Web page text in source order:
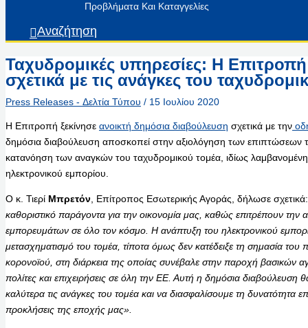
Προβλήματα Και Καταγγελίες
Αναζήτηση
Ταχυδρομικές υπηρεσίες: Η Επιτροπή
σχετικά με τις ανάγκες του
Press Releases - Δελτία Τύπου / 15 Ιουλίου 2020
Η Επιτροπή ξεκίνησε ανοικτή δημόσια διαβούλευση σχετικά με την
δημόσια διαβούλευση αποσκοπεί στην αξιολόγηση των επιπτώσεων
κατανόηση των αναγκών του ταχυδρομικού τομέα, ιδίως
ηλεκτρονικού εμπορίου.
Ο κ. Τιερί Μπρετόν , Επίτροπος Εσωτερικής Αγοράς, δήλωσε σχετικά:
καθοριστικό παράγοντα για την οικονομία μας, καθώς επιτρέπουν
εμπορευμάτων σε όλο τον κόσμο. Η ανάπτυξη του ηλεκτρονικού
μετασχηματισμό του τομέα, τίποτα όμως δεν κατέδειξε τη σημασία
κορονοϊού, στη διάρκεια της οποίας συνέβαλε στην παροχή βασικών
πολίτες και επιχειρήσεις σε όλη την ΕΕ. Αυτή η δημόσια διαβούλευση
καλύτερα τις ανάγκες του τομέα και να διασφαλίσουμε τη δυνατότητα
προκλήσεις της εποχής μας».